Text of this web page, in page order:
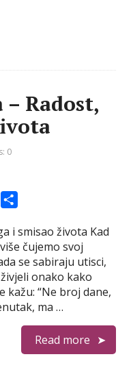
Radost,
0
M
a
r
e
i smisao života Kad
čujemo svoj
se sabiraju utisci,
onako kako
kažu: “Ne broj dane,
ma …
Read more